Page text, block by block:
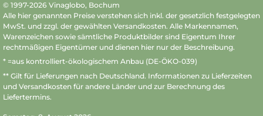
© 1997-2026 Vinaglobo, Bochum
Alle hier genannten Preise verstehen sich inkl. der gesetzlich festgelegten
MwSt. und zzgl. der gewählten Versandkosten. Alle Markennamen,
Warenzeichen sowie sämtliche Produktbilder sind Eigentum Ihrer
rechtmäßigen Eigentümer und dienen hier nur der Beschreibung.
* =aus kontrolliert-ökologischem Anbau (DE-ÖKO-039)
** Gilt für Lieferungen nach Deutschland. Informationen zu Lieferzeiten
und Versandkosten für andere Länder und zur Berechnung des
Liefertermins.